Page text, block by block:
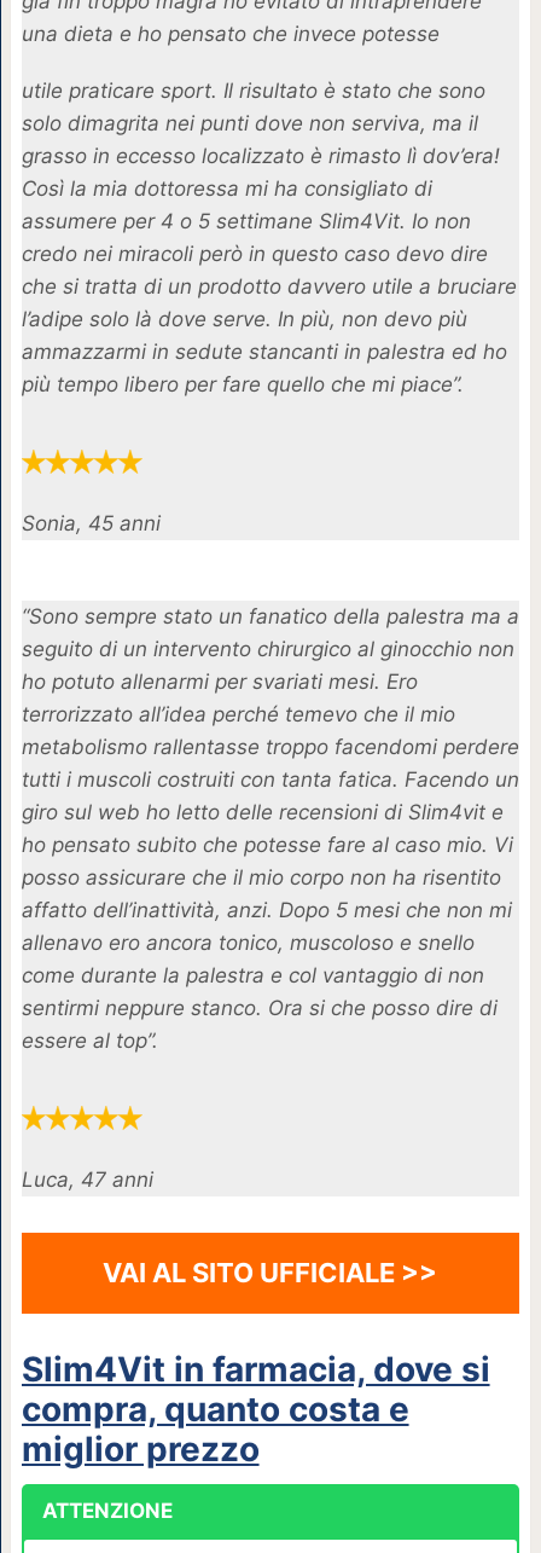
una dieta e ho pensato che invece potesse
utile praticare sport. Il risultato è stato che sono
solo dimagrita nei punti dove non serviva, ma il
grasso in eccesso localizzato è rimasto lì dov’era!
Così la mia dottoressa mi ha consigliato di
assumere per 4 o 5 settimane Slim4Vit. Io non
credo nei miracoli però in questo caso devo dire
che si tratta di un prodotto davvero utile a bruciare
l’adipe solo là dove serve. In più, non devo più
ammazzarmi in sedute stancanti in palestra ed ho
più tempo libero per fare quello che mi piace”.
Sonia, 45 anni
“Sono sempre stato un fanatico della palestra ma a
seguito di un intervento chirurgico al ginocchio non
ho potuto allenarmi per svariati mesi. Ero
terrorizzato all’idea perché temevo che il mio
metabolismo rallentasse troppo facendomi perdere
tutti i muscoli costruiti con tanta fatica. Facendo un
giro sul web ho letto delle recensioni di Slim4vit e
ho pensato subito che potesse fare al caso mio. Vi
posso assicurare che il mio corpo non ha risentito
affatto dell’inattività, anzi. Dopo 5 mesi che non mi
allenavo ero ancora tonico, muscoloso e snello
come durante la palestra e col vantaggio di non
sentirmi neppure stanco. Ora si che posso dire di
essere al top”.
Luca, 47 anni
VAI AL SITO UFFICIALE >>
Slim4Vit in farmacia, dove si
compra, quanto costa e
miglior prezzo
ATTENZIONE